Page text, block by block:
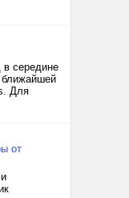
в середине
ближайшей
Для
от